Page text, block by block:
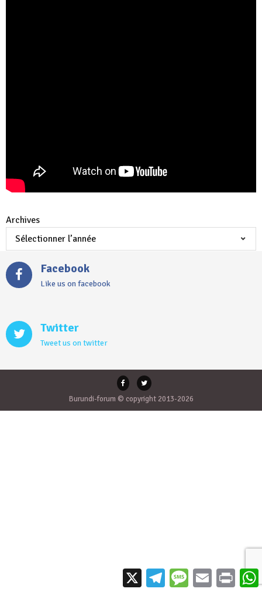
Archives
Facebook
Like us on facebook
Twitter
Tweet us on twitter
Burundi-forum © copyright 2013-2026
X TelegramMessageEmail Print